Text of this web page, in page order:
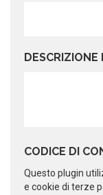
DESCRIZIONE
CODICE DI
Questo plugin
e cookie di terze